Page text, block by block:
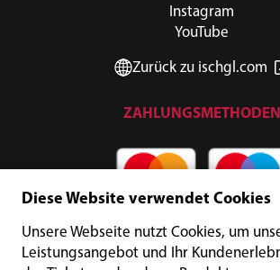
Instagram
YouTube
Zurück zu ischgl.com
ZAHLUNGSMETHODEN
Diese Website verwendet Cookies
Unsere Webseite nutzt Cookies, um
Leistungsangebot und Ihr